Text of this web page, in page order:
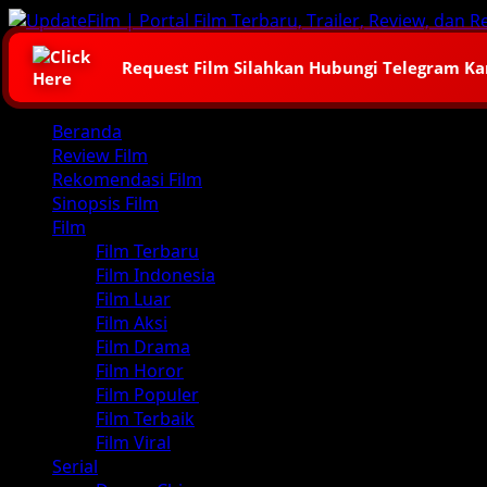
Skip
to
content
Request Film Silahkan Hubungi Telegram
Primary
Menu
Beranda
Review Film
Rekomendasi Film
Sinopsis Film
Film
Film Terbaru
Film Indonesia
Film Luar
Film Aksi
Film Drama
Film Horor
Film Populer
Film Terbaik
Film Viral
Serial